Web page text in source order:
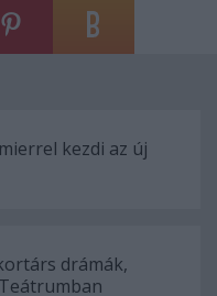
kezdi az új
drámák,